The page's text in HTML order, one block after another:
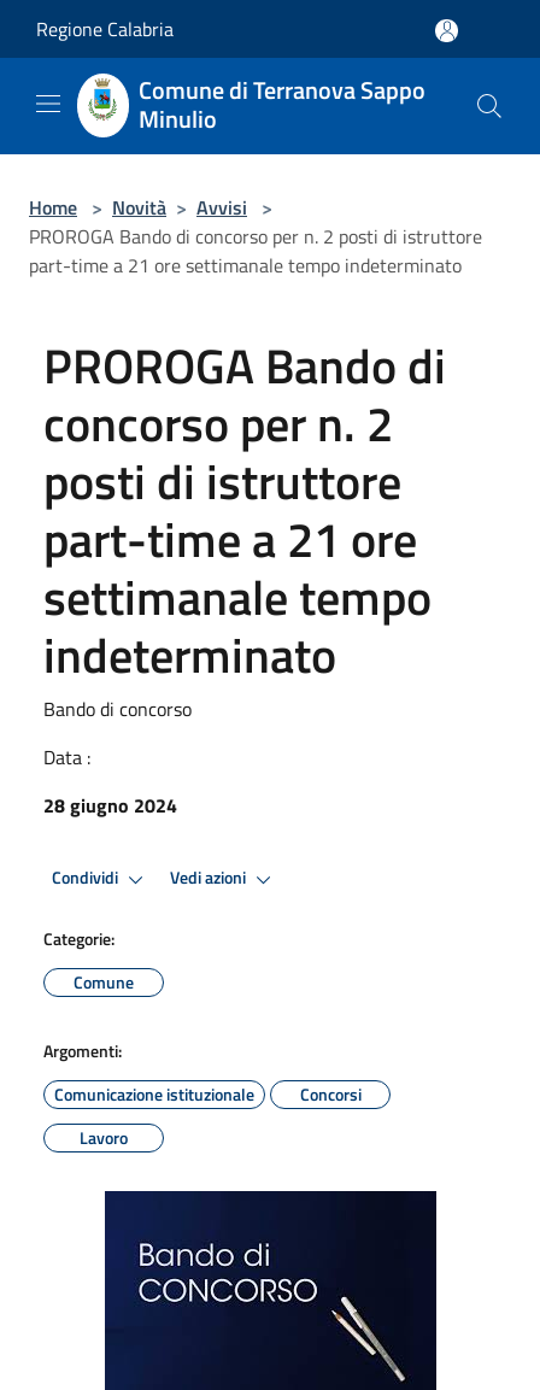
Regione Calabria
Comune di Terranova Sappo
Minulio
Home > Novità > Avvisi >
PROROGA Bando di concorso per n. 2 posti di istruttore
part-time a 21 ore settimanale tempo indeterminato
PROROGA Bando di
concorso per n. 2
posti di istruttore
part-time a 21 ore
settimanale tempo
indeterminato
Bando di concorso
Data :
28 giugno 2024
Condividi Vedi azioni
Categorie:
Comune
Argomenti:
Comunicazione istituzionale
Concorsi
Lavoro